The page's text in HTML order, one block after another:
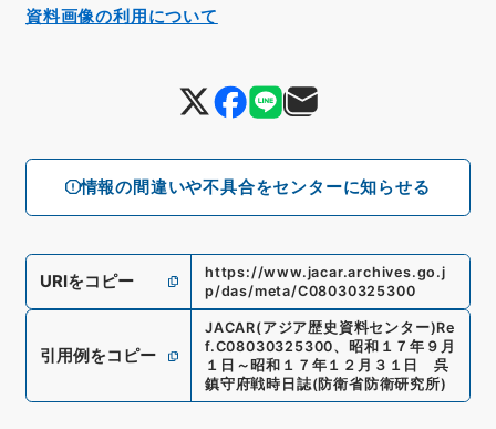
情報の間違いや不具合をセンターに知らせる
URIをコピー
https://www.jacar.archives.go.j
p/das/meta/C08030325300
引用例をコピー
JACAR(アジア歴史資料センター)Re
f.C08030325300、 昭和１７年９月
１日～昭和１７年１２月３１日 呉
鎮守府戦時日誌(防衛省防衛研究所)
資料画像の利用について